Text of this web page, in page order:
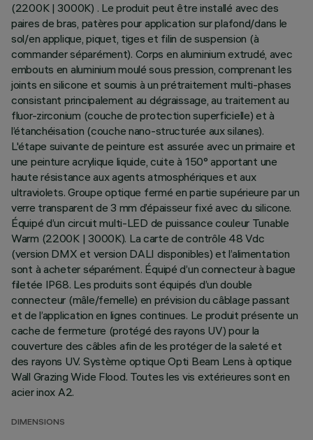
(2200K | 3000K) . Le produit peut être installé avec des
paires de bras, patères pour application sur plafond/dans le
sol/en applique, piquet, tiges et filin de suspension (à
commander séparément). Corps en aluminium extrudé, avec
embouts en aluminium moulé sous pression, comprenant les
joints en silicone et soumis à un prétraitement multi-phases
consistant principalement au dégraissage, au traitement au
fluor-zirconium (couche de protection superficielle) et à
l’étanchéisation (couche nano-structurée aux silanes).
L'étape suivante de peinture est assurée avec un primaire et
une peinture acrylique liquide, cuite à 150° apportant une
haute résistance aux agents atmosphériques et aux
ultraviolets. Groupe optique fermé en partie supérieure par un
verre transparent de 3 mm d’épaisseur fixé avec du silicone.
Équipé d’un circuit multi-LED de puissance couleur Tunable
Warm (2200K | 3000K). La carte de contrôle 48 Vdc
(version DMX et version DALI disponibles) et l’alimentation
sont à acheter séparément. Équipé d’un connecteur à bague
filetée IP68. Les produits sont équipés d’un double
connecteur (mâle/femelle) en prévision du câblage passant
et de l’application en lignes continues. Le produit présente un
cache de fermeture (protégé des rayons UV) pour la
couverture des câbles afin de les protéger de la saleté et
des rayons UV. Système optique Opti Beam Lens à optique
Wall Grazing Wide Flood. Toutes les vis extérieures sont en
acier inox A2.
DIMENSIONS